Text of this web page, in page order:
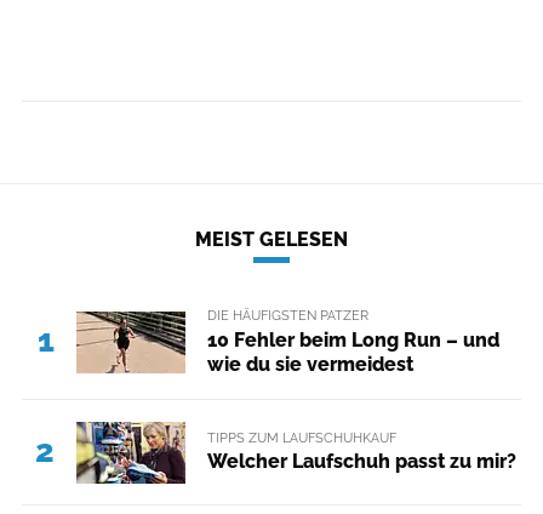
MEIST GELESEN
1
DIE HÄUFIGSTEN PATZER
10 Fehler beim Long Run – und
wie du sie vermeidest
2 TIPPS ZUM LAUFSCHUHKAUF
Welcher Laufschuh passt zu mir?